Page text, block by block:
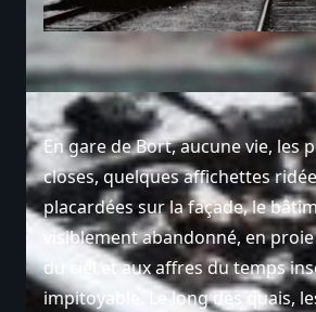
En gare de Bort, aucune vie, les
closes, quelques affichettes
placardées sur la façade, le
visiblement abandonné, en
du ciel et aux affres du temps
impitoyable. Le long des quais,